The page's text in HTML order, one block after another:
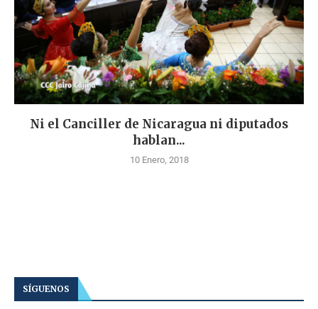
Ni el Canciller de Nicaragua ni diputados
hablan...
10 Enero, 2018
SÍGUENOS